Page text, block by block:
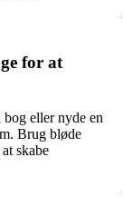
for at
eller nyde en
Brug bløde
skabe